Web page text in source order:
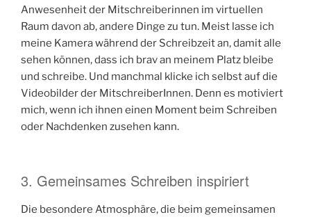
Anwesenheit der Mitschreiberinnen im virtuellen
Raum davon ab, andere Dinge zu tun. Meist lasse ich
meine Kamera während der Schreibzeit an, damit alle
sehen können, dass ich brav an meinem Platz bleibe
und schreibe. Und manchmal klicke ich selbst auf die
Videobilder der MitschreiberInnen. Denn es motiviert
mich, wenn ich ihnen einen Moment beim Schreiben
oder Nachdenken zusehen kann.
3. Gemeinsames Schreiben inspiriert
Die besondere Atmosphäre, die beim gemeinsamen